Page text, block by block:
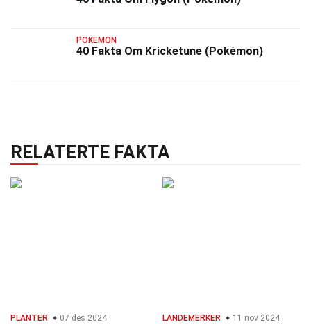
POKEMON
40 Fakta Om Kricketune (Pokémon)
RELATERTE FAKTA
PLANTER 07 des 2024 LANDEMERKER 11 nov 2024